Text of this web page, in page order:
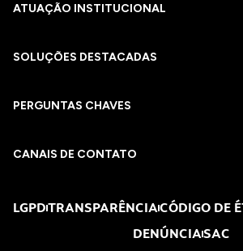
ATUAÇÃO INSTITUCIONAL
SOLUÇÕES DESTACADAS
PERGUNTAS CHAVES​
CANAIS DE CONTATO
LGPDTRANSPARÊNCIACÓDIGO DE
DENÚNCIASAC